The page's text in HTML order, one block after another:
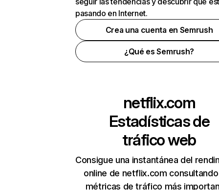
pasando en Internet.
Crea una cuenta en Semrush
¿Qué es Semrush?
netflix.com
Estadísticas de
tráfico web
Consigue una instantánea del
online de netflix.com
métricas de tráfico más